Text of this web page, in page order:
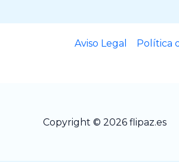
Aviso Legal Política
Copyright © 2026 flipaz.es